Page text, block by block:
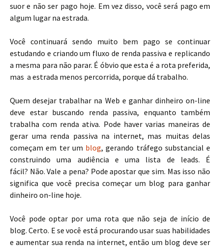
suor e não ser pago hoje. Em vez disso, você será pago em
algum lugar na estrada.
Você continuará sendo muito bem pago se continuar
estudando e criando um fluxo de renda passiva e replicando
a mesma para não parar. É óbvio que esta é a rota preferida,
mas a estrada menos percorrida, porque dá trabalho.
Quem desejar trabalhar na Web e ganhar dinheiro on-line
deve estar buscando renda passiva, enquanto também
trabalha com renda ativa. Pode haver varias maneiras de
gerar uma renda passiva na internet, mas muitas delas
começam em ter um blog, gerando tráfego substancial e
construindo uma audiência e uma lista de leads. É
fácil? Não. Vale a pena? Pode apostar que sim. Mas isso não
significa que você precisa começar um blog para ganhar
dinheiro on-line hoje.
Você pode optar por uma rota que não seja de início de
blog. Certo. E se você está procurando usar suas habilidades
e aumentar sua renda na internet, então um blog deve ser